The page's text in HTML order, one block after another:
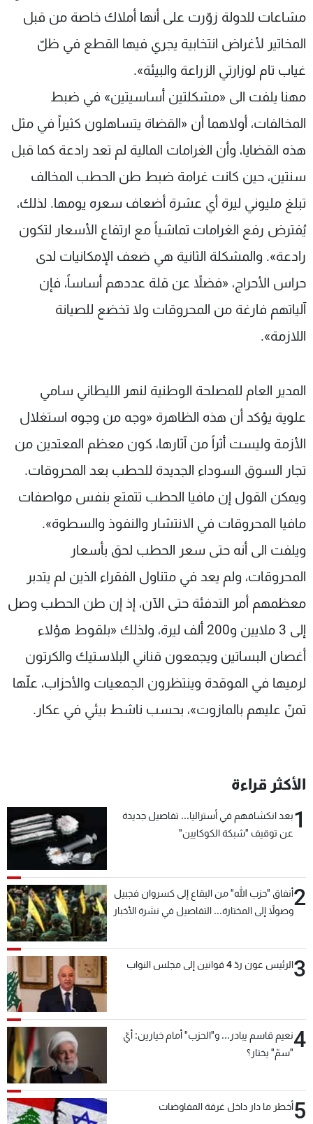
مشاعات للدولة زوّرت على أنها أملاك خاصة من قبل
المخاتير لأغراض انتخابية يجري فيها القطع في ظلّ
غياب تام لوزارتي الزراعة والبيئة».
مهنا يلفت الى «مشكلتين أساسيتين» في ضبط
المخالفات، أولاهما أن «القضاة يتساهلون كثيراً في مثل
هذه القضايا، وأن الغرامات المالية لم تعد رادعة كما قبل
سنتين، حين كانت غرامة ضبط طن الحطب المخالف
تبلغ مليوني ليرة أي عشرة أضعاف سعره يومها. لذلك،
يُفترض رفع الغرامات تماشياً مع ارتفاع الأسعار لتكون
رادعة». والمشكلة الثانية هي ضعف الإمكانيات لدى
حراس الأحراج، «فضلاً عن قلة عددهم أساساً، فإن
آلياتهم فارغة من المحروقات ولا تخضع للصيانة
اللازمة».
المدير العام للمصلحة الوطنية لنهر الليطاني سامي
علوية يؤكد أن هذه الظاهرة «وجه من وجوه استغلال
الأزمة وليست أثراً من آثارها، كون معظم المعتدين من
تجار السوق السوداء الجديدة للحطب بعد المحروقات.
ويمكن القول إن مافيا الحطب تتمتع بنفس مواصفات
مافيا المحروقات في الانتشار والنفوذ والسطوة».
ويلفت الى أنه حتى سعر الحطب لحق بأسعار
المحروقات، ولم يعد في متناول الفقراء الذين لم يتدبر
معظمهم أمر التدفئة حتى الآن، إذ إن طن الحطب وصل
إلى 3 ملايين و200 ألف ليرة، ولذلك «بلقوط هؤلاء
أغصان البساتين ويجمعون قناني البلاستيك والكرتون
لرميها في الموقدة وينتظرون الجمعيات والأحزاب، علّها
تمنّ عليهم بالمازوت»، بحسب ناشط بيئي في عكار.
الأكثر قراءة
1بعد انكشافهم في أستراليا... تفاصيل جديدة
عن توقيف "شبكة الكوكايين"
2أنفاق "حزب الله" من البقاع إلى كسروان فجبيل
وصولاً إلى المختارة... التفاصيل في نشرة الأخبار
3الرئيس عون ردّ 4 قوانين إلى مجلس النواب
4نعيم قاسم يبادر... و"الحزب" أمام خيارين: أيّ
"سمّ" يختار؟
5أخطر ما دار داخل غرفة المفاوضات